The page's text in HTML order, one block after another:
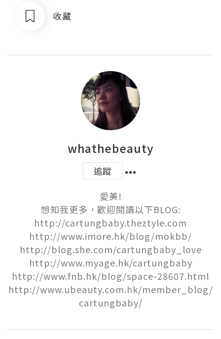
收藏
whathebeauty
追蹤
愛美!
想知我更多，歡迎閱讀以下BLOG:
http://cartungbaby.theztyle.com
http://www.imore.hk/blog/mokbb/
http://blog.she.com/cartungbaby_love
http://www.myage.hk/cartungbaby
http://www.fnb.hk/blog/space-28607.html
http://www.ubeauty.com.hk/member_blog/
cartungbaby/